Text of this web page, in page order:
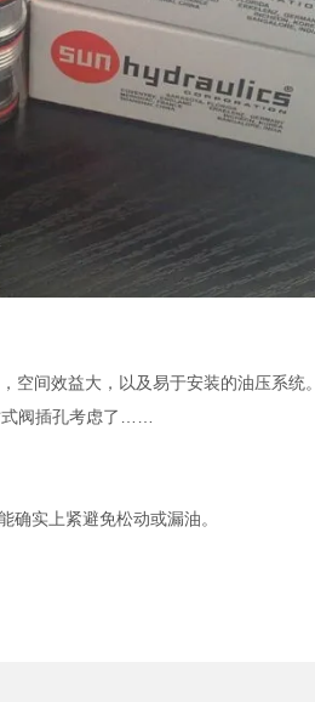
空间效益大，以及易于安装的油压系统。
阀插孔考虑了……
确实上紧避免松动或漏油。